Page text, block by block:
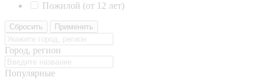
Пожилой (от 12 лет)
Сбросить Применить
Город, регион
Популярные